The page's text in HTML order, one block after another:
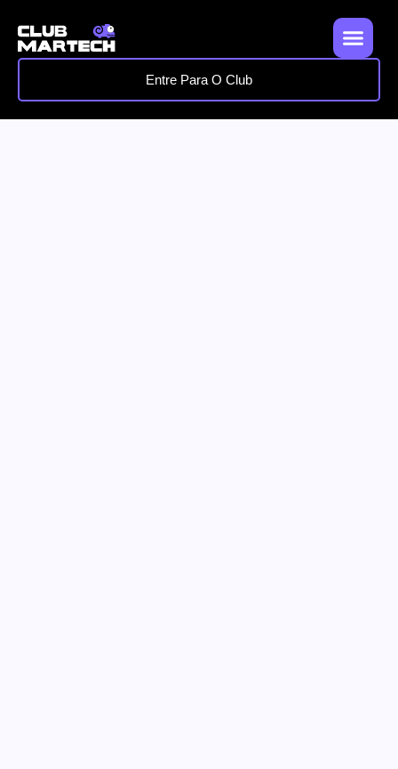
Entre Para O Club